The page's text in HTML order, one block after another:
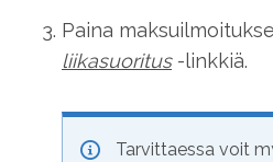
Paina
liikasuoritus-linkkiä.
Tarvittaessa voit